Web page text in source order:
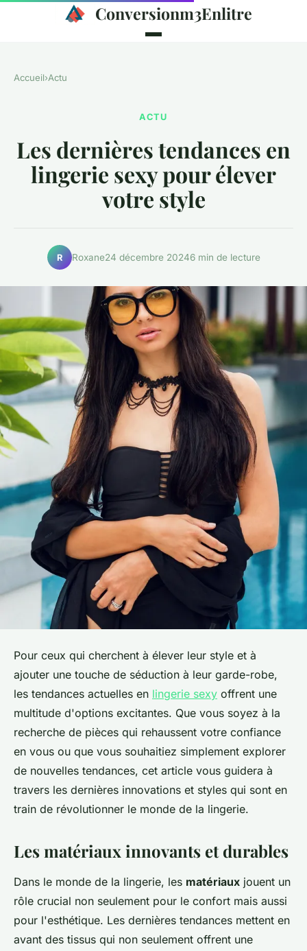
Conversionm3Enlitre
Accueil›Actu
ACTU
Les dernières tendances en
lingerie sexy pour élever
votre style
R Roxane24 décembre 20246 min de lecture
Pour ceux qui cherchent à élever leur style et à
ajouter une touche de séduction à leur garde-robe,
les tendances actuelles en lingerie sexy offrent une
multitude d'options excitantes. Que vous soyez à la
recherche de pièces qui rehaussent votre confiance
en vous ou que vous souhaitiez simplement explorer
de nouvelles tendances, cet article vous guidera à
travers les dernières innovations et styles qui sont en
train de révolutionner le monde de la lingerie.
Les matériaux innovants et durables
Dans le monde de la lingerie, les matériaux jouent un
rôle crucial non seulement pour le confort mais aussi
pour l'esthétique. Les dernières tendances mettent en
avant des tissus qui non seulement offrent une